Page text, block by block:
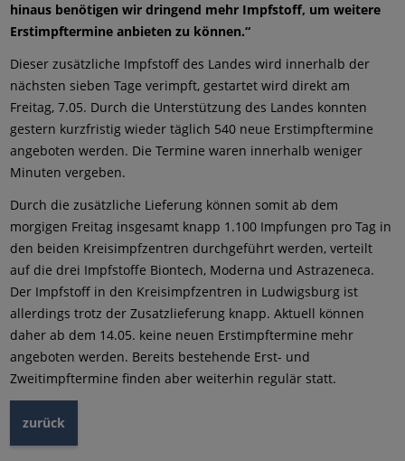
hinaus benötigen wir dringend mehr Impfstoff, um weitere
Erstimpftermine anbieten zu können.“
Dieser zusätzliche Impfstoff des Landes wird innerhalb der
nächsten sieben Tage verimpft, gestartet wird direkt am
Freitag, 7.05. Durch die Unterstützung des Landes konnten
gestern kurzfristig wieder täglich 540 neue Erstimpftermine
angeboten werden. Die Termine waren innerhalb weniger
Minuten vergeben.
Durch die zusätzliche Lieferung können somit ab dem
morgigen Freitag insgesamt knapp 1.100 Impfungen pro Tag in
den beiden Kreisimpfzentren durchgeführt werden, verteilt
auf die drei Impfstoffe Biontech, Moderna und Astrazeneca.
Der Impfstoff in den Kreisimpfzentren in Ludwigsburg ist
allerdings trotz der Zusatzlieferung knapp. Aktuell können
daher ab dem 14.05. keine neuen Erstimpftermine mehr
angeboten werden. Bereits bestehende Erst- und
Zweitimpftermine finden aber weiterhin regulär statt.
zurück